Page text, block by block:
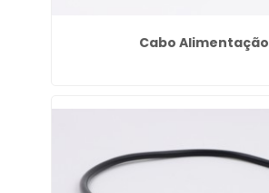
Cabo Alimentação